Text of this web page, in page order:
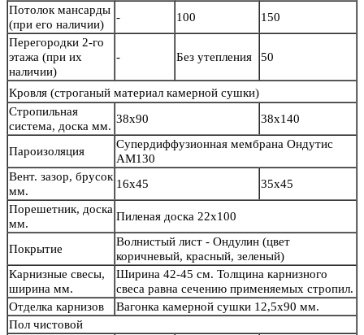
Потолок мансарды
(при его наличии)
- 100
150
Перегородки 2-го
этажа (при их
наличии)
- Без утепления 50
Кровля (строганый материал камерной сушки)
Стропильная
система, доска мм.
38х90 38х140
Пароизоляция
Супердиффузионная мембрана Ондутис
АМ130
Вент. зазор, брусок
мм.
16х45
35х45
Порешетник, доска
мм.
Пиленая доска 22х100
Покрытие
Волнистый лист - Ондулин (цвет
коричневый, красный, зеленый)
Карнизные свесы,
ширина мм.
Ширина 42-45 см. Толщина карнизного
свеса равна сечению применяемых стропил.
Отделка карнизов
Вагонка камерной сушки 12,5х90 мм.
Пол чистовой